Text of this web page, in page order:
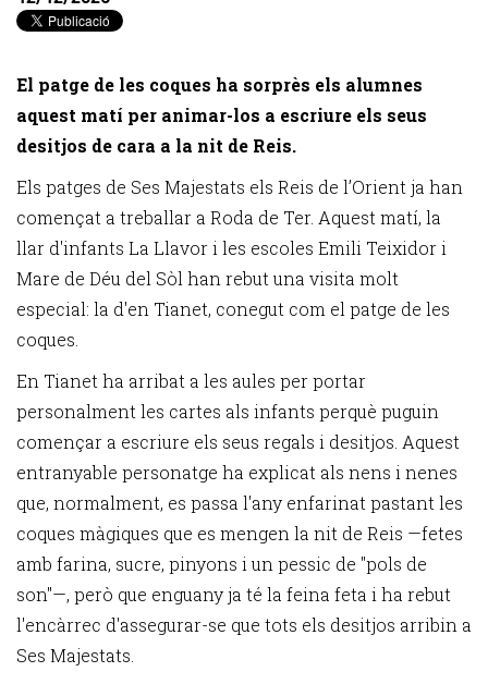
El patge de les coques ha sorprès els alumnes
aquest matí per animar-los a escriure els seus
desitjos de cara a la nit de Reis.
Els patges de Ses Majestats els Reis de l’Orient ja han
començat a treballar a Roda de Ter. Aquest matí, la
llar d'infants La Llavor i les escoles Emili Teixidor i
Mare de Déu del Sòl han rebut una visita molt
especial: la d'en Tianet, conegut com el patge de les
coques.
En Tianet ha arribat a les aules per portar
personalment les cartes als infants perquè puguin
començar a escriure els seus regals i desitjos. Aquest
entranyable personatge ha explicat als nens i nenes
que, normalment, es passa l'any enfarinat pastant les
coques màgiques que es mengen la nit de Reis —fetes
amb farina, sucre, pinyons i un pessic de "pols de
son"—, però que enguany ja té la feina feta i ha rebut
l'encàrrec d'assegurar-se que tots els desitjos arribin a
Ses Majestats.